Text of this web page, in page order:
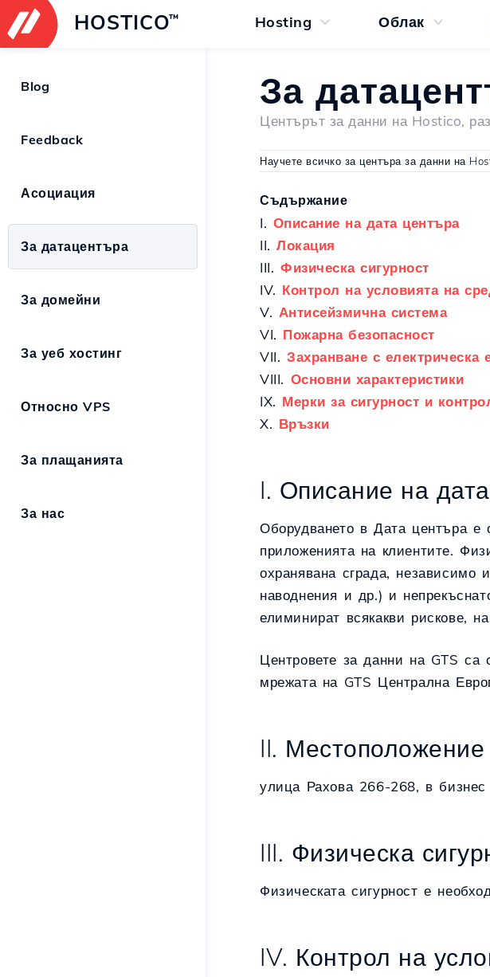
HOSTICO™ Hosting Облак
За
Центърът за данни на Hostico,
Научете всичко за центъра за данни на
Съдържание
I. Описание на дата центъра
II.Локация
III. Физическа сигурност
IV. Контрол на условията на
V. Антисейзмична система
VI. Пожарна безопасност
VII. Захранване с електрическа
VIII. Основни характеристики
IX. Мерки за сигурност и
X. Връзки
I. Описание на
Оборудването в Дата центъра е
приложенията на клиентите.
охранявана сграда, независимо
наводнения и др.) и
елиминират всякакви рискове,
Центровете за данни на GTS са
мрежата на GTS Централна
II. Местоположение
улица Рахова 266-268, в
III. Физическа
Физическата сигурност е
IV. Контрол на
Blog
Feedback
Асоциация
За датацентъра
За домейни
За уеб хостинг
Относно VPS
За плащанията
За нас